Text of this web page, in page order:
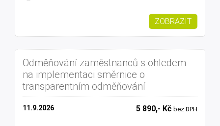
ZOBRAZIT
Odměňování zaměstnanců s ohledem
na implementaci směrnice o
transparentním odměňování
5 890,- Kč bez DPH
11.9.2026